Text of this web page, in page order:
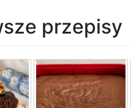
przepisy